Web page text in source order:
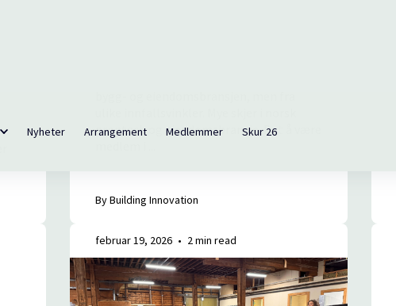
proptech og eiendomsbransje. Det å være
By Building Innovation
februar 19, 2026 • 2 min read